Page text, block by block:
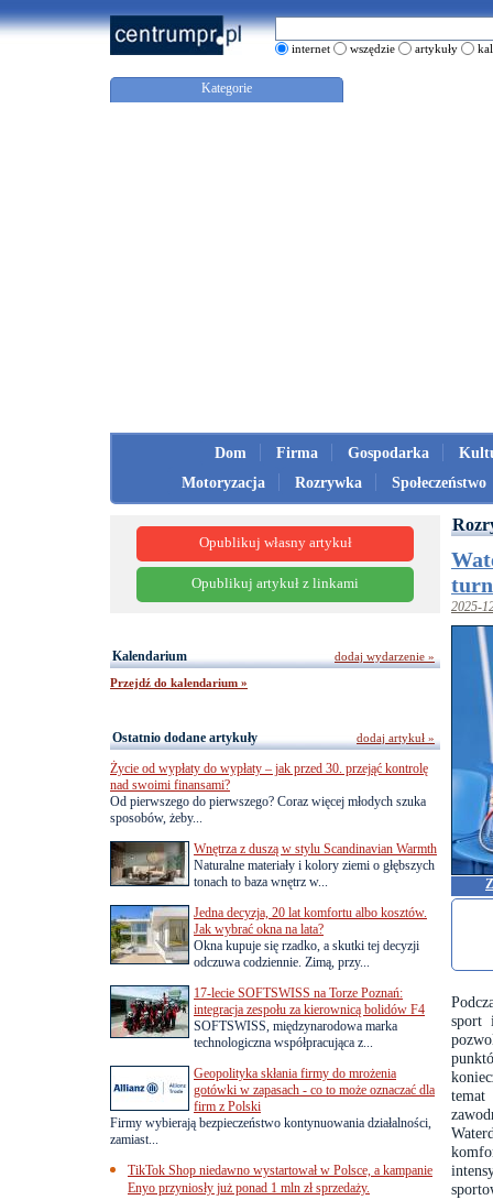
internet wszędzie artykuły
Kategorie
Dom Firma Gospodarka
Motoryzacja
Rozrywka Społeczeństwo
2025-
sport
temat
Opublikuj własny artykuł
Opublikuj artykuł z linkami
Kalendarium
Przejdź do kalendarium »
dodaj wydarzenie »
Ostatnio dodane artykuły
Życie od wypłaty do wypłaty – jak przed 30. przejąć kontrolę
nad swoimi finansami?
Od pierwszego do pierwszego? Coraz więcej młodych szuka
sposobów, żeby...
Wnętrza z duszą w stylu Scandinavian Warmth
Naturalne materiały i kolory ziemi o głębszych
tonach to baza wnętrz w...
Jedna decyzja, 20 lat komfortu albo kosztów.
Jak wybrać okna na lata?
Okna kupuje się rzadko, a skutki tej decyzji
odczuwa codziennie. Zimą, przy...
17-lecie SOFTSWISS na Torze Poznań:
integracja zespołu za kierownicą bolidów F4
SOFTSWISS, międzynarodowa marka
technologiczna współpracująca z...
Geopolityka skłania firmy do mrożenia
gotówki w zapasach - co to może oznaczać dla
firm z Polski
Firmy wybierają bezpieczeństwo kontynuowania działalności,
zamiast...
TikTok Shop niedawno wystartował w Polsce, a kampanie
Enyo przyniosły już ponad 1 mln zł sprzedaży.
dodaj artykuł »